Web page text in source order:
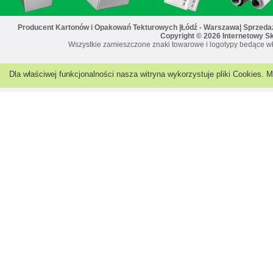
Producent Kartonów i Opakowań Tekturowych |Łódź - Warszawa|
Copyright © 2026 Internetowy
Wszystkie zamieszczone znaki towarowe i logotypy bedące
Dla właściwej funkcjonalności nasza witryna wykorzystuje pliki